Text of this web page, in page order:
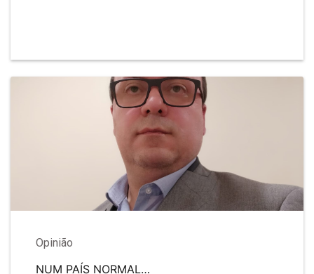
Opinião
NUM PAÍS NORMAL…